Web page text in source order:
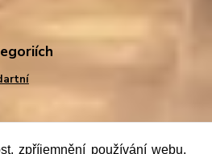
zpříjemnění používání webu,